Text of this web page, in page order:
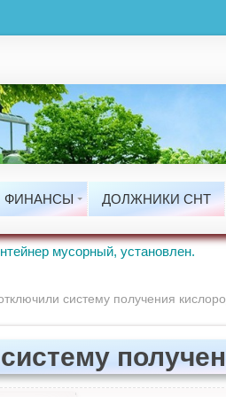
ФИНАНСЫ
Тарифы
Документы
Задолжности
Проводимые Работы.ДОЛЖНИКИ СНТ
мусорный, установлен.
систему получения